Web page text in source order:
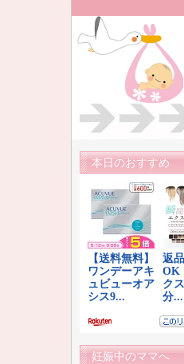
本日のおすすめ
妊娠中のママへ